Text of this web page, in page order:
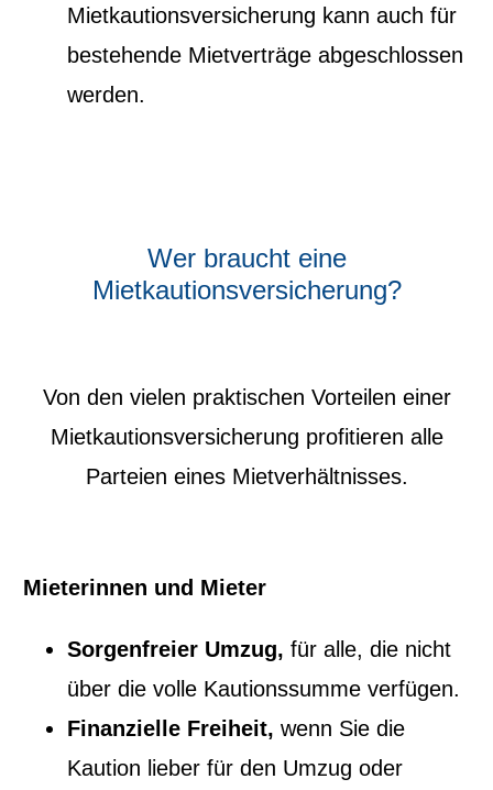
Mietkautionsversicherung kann auch für
bestehende Mietverträge abgeschlossen
werden.
Wer braucht eine
Mietkautions­versicherung?
Von den vielen praktischen Vorteilen einer
Mietkautionsversicherung profitieren alle
Parteien eines Mietverhältnisses.
Mieterinnen und Mieter
Sorgenfreier Umzug, für alle, die nicht
über die volle Kautionssumme verfügen.
Finanzielle Freiheit, wenn Sie die
Kaution lieber für den Umzug oder